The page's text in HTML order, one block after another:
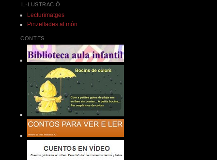
IL·LUSTRACIÓ
Lecturimatges
Pinzellades al món
CONTES